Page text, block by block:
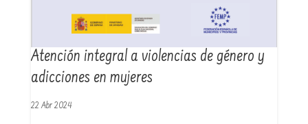
Atención integral a violencias de género y
adicciones en mujeres
22 Abr 2024